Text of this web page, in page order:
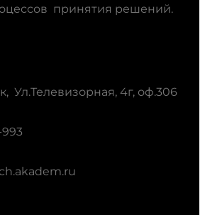
принятия решений.
Ул.Телевизорная, 4г, оф.306